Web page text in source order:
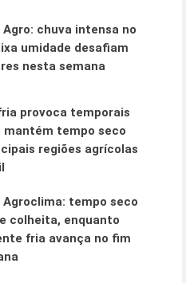
chuva intensa no
umidade desafiam
nesta semana
provoca temporais
mantém tempo seco
regiões agrícolas
tempo seco
colheita, enquanto
fria avança no fim